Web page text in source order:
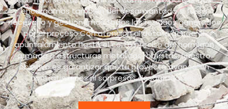
encargamos también del desamiantado si fuera
necesario y gestionamos todos los residuos generados
por el proceso.Con atención al detalle desde el
apuntalamiento hasta el corte preciso del hormigón
armado o estructuras metálicas robustas, nuestro
objetivo es garantizar que tu proyecto avance sin
contratiempos ni sorpresas desagradables.